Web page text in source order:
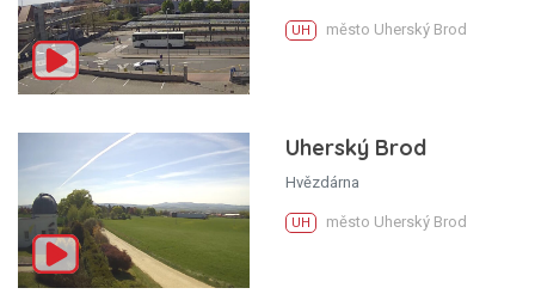
UH město Uherský Brod
Uherský Brod
Hvězdárna
UH město Uherský Brod